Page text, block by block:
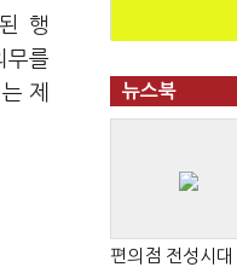
행
무를
제
뉴스북
편의점 전성시대